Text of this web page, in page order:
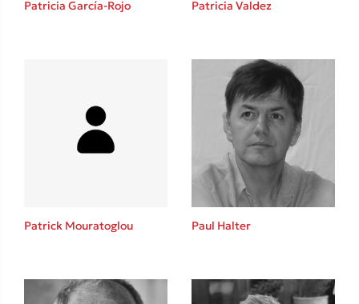
Sebastian Fitzek
Patricia García-Rojo Patricia Valdez
Patrick Mouratoglou Paul Halter